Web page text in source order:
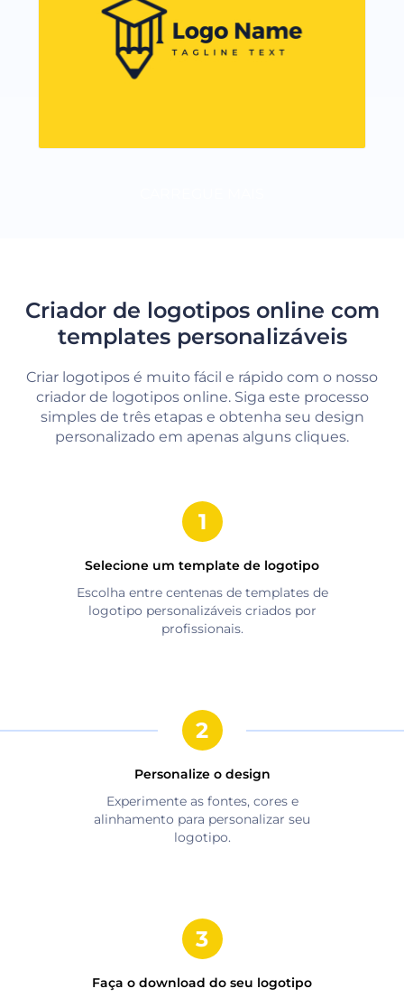
Criador de logotipos online com
templates personalizáveis
Criar logotipos é muito fácil e rápido com o nosso
criador de logotipos online. Siga este processo
simples de três etapas e obtenha seu design
personalizado em apenas alguns cliques.
Selecione um template de logotipo
Escolha entre centenas de templates de
logotipo personalizáveis criados por
profissionais.
Personalize o design
Experimente as fontes, cores e
alinhamento para personalizar seu
logotipo.
Faça o download do seu logotipo